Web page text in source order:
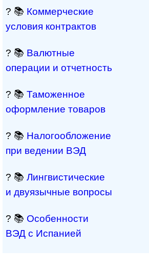
? 📚 Коммерческие
условия контрактов
? 📚 Валютные
операции и отчетность
? 📚 Таможенное
оформление товаров
? 📚 Налогообложение
при ведении ВЭД
? 📚 Лингвистические
и двуязычные вопросы
? 📚 Особенности
ВЭД с Испанией